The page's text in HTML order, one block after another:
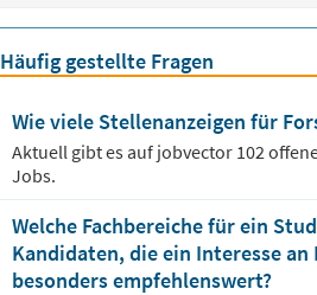
Häufig gestellte Fragen
Wie viele Stellenanzeigen für
Aktuell gibt es auf jobvector 102
Jobs.
Welche Fachbereiche für ein
Kandidaten, die ein Interesse
besonders empfehlenswert?